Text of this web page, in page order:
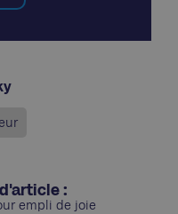
:
empli de joie